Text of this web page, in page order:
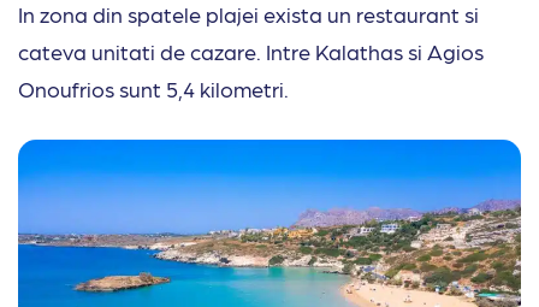
In zona din spatele plajei exista un restaurant si
cateva unitati de cazare. Intre Kalathas si Agios
Onoufrios sunt 5,4 kilometri.